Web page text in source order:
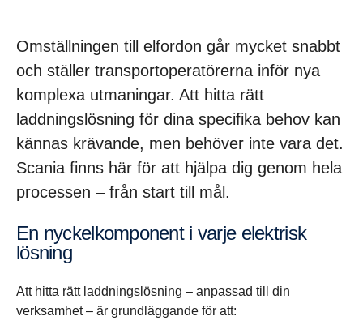
Omställningen till elfordon går mycket snabbt
och ställer transportoperatörerna inför nya
komplexa utmaningar. Att hitta rätt
laddningslösning för dina specifika behov kan
kännas krävande, men behöver inte vara det.
Scania finns här för att hjälpa dig genom hela
processen – från start till mål.
En nyckelkomponent i varje elektrisk
lösning
Att hitta rätt laddningslösning – anpassad till din
verksamhet – är grundläggande för att: